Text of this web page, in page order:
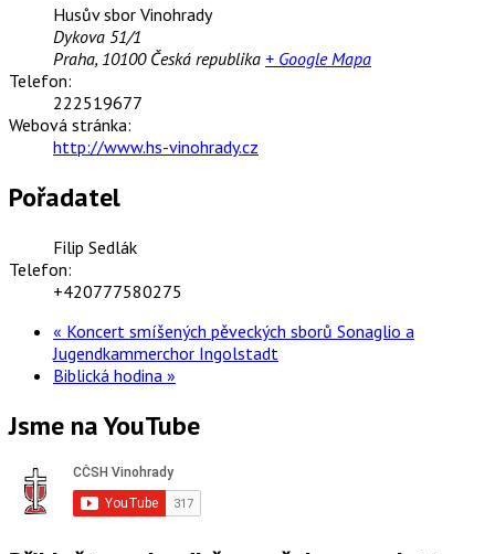
Husův sbor Vinohrady
Dykova 51/1
Praha, 10100 Česká republika + Google Mapa
Telefon:
222519677
Webová stránka:
http://www.hs-vinohrady.cz
Pořadatel
Filip Sedlák
Telefon:
+420777580275
« Koncert smíšených pěveckých sborů Sonaglio a
Jugendkammerchor Ingolstadt
Biblická hodina »
Jsme na YouTube